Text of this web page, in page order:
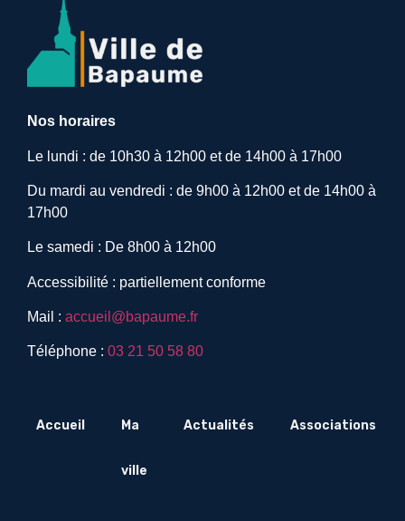
Nos horaires
Le lundi : de 10h30 à 12h00 et de 14h00 à 17h00
Du mardi au vendredi : de 9h00 à 12h00 et de 14h00 à
17h00
Le samedi : De 8h00 à 12h00
Accessibilité : partiellement conforme
Mail : accueil@bapaume.fr
Téléphone : 03 21 50 58 80
Accueil Ma
ville
Actualités Associations